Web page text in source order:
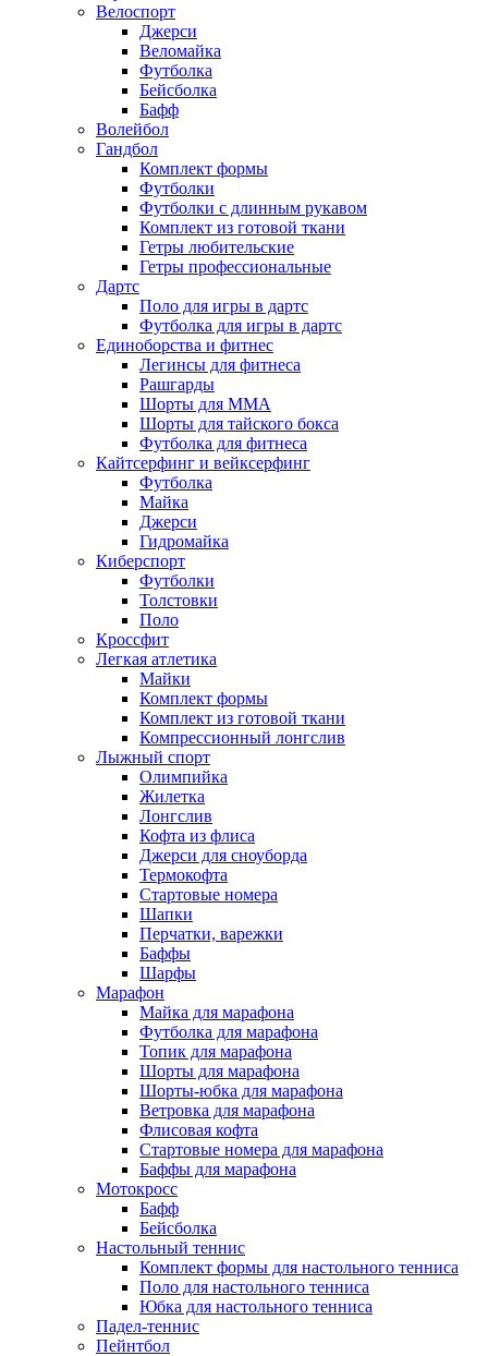
Велоспорт
Джерси
Веломайка
Футболка
Бейсболка
Бафф
Волейбол
Гандбол
Комплект формы
Футболки
Футболки с длинным рукавом
Комплект из готовой ткани
Гетры любительские
Гетры профессиональные
Дартс
Поло для игры в дартс
Футболка для игры в дартс
Единоборства и фитнес
Легинсы для фитнеса
Рашгарды
Шорты для MMA
Шорты для тайского бокса
Футболка для фитнеса
Кайтсерфинг и вейксерфинг
Футболка
Майка
Джерси
Гидромайка
Киберспорт
Футболки
Толстовки
Поло
Кроссфит
Легкая атлетика
Майки
Комплект формы
Комплект из готовой ткани
Компрессионный лонгслив
Лыжный спорт
Олимпийка
Жилетка
Лонгслив
Кофта из флиса
Джерси для сноуборда
Термокофта
Стартовые номера
Шапки
Перчатки, варежки
Баффы
Шарфы
Марафон
Майка для марафона
Футболка для марафона
Топик для марафона
Шорты для марафона
Шорты-юбка для марафона
Ветровка для марафона
Флисовая кофта
Стартовые номера для марафона
Баффы для марафона
Мотокросс
Бафф
Бейсболка
Настольный теннис
Комплект формы для настольного тенниса
Поло для настольного тенниса
Юбка для настольного тенниса
Падел-теннис
Пейнтбол